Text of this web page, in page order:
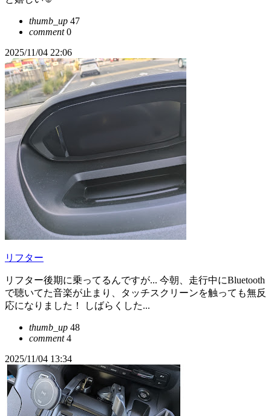
thumb_up 47
comment0
2025/11/04 22:06
リフター
リフター後期に乗ってるんですが... 今朝、走行中にBluetooth
で聴いてた音楽が止まり、タッチスクリーンを触っても無反
応になりました！ しばらくした...
thumb_up 48
comment4
2025/11/04 13:34